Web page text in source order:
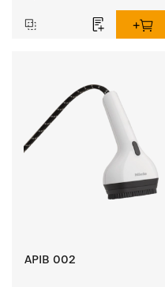
APIB 002